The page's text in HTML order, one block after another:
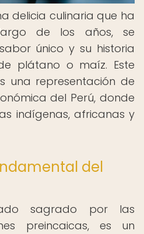
delicia culinaria que ha
de los años, se
único y su historia
plátano o maíz. Este
una representación de
del Perú, donde
indígenas, africanas y
del
sagrado por las
preincaicas, es un